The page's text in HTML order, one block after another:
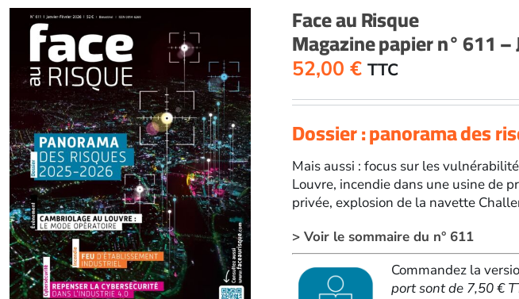
Face au Risque
Magazine papier n° 611
52,00€ TTC
Dossier : panorama des
Mais aussi : focus sur les
Louvre, incendie dans une usine de
privée, explosion de la navette
> Voir le sommaire du n° 611
Commandez la
port sont de 7,50 €